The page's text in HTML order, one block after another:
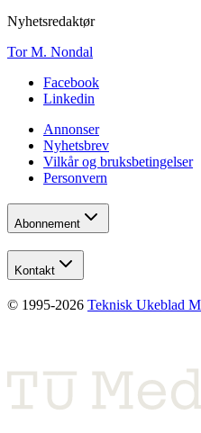
Nyhetsredaktør
Tor M. Nondal
Facebook
Linkedin
Annonser
Nyhetsbrev
Vilkår og bruksbetingelser
Personvern
Abonnement
Kontakt
© 1995-2026 Teknisk Ukeblad